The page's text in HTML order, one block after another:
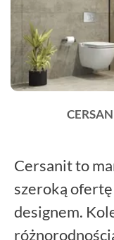
Cersanit to
szeroką ofertę
designem.